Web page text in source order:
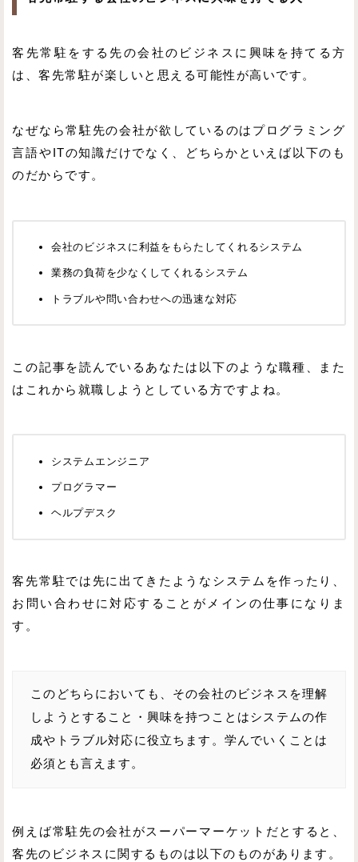
客先常駐をする先の会社のビジネスに興味を持てる方
は、客先常駐が楽しいと思える可能性が高いです。
なぜなら常駐先の会社が欲しているのはプログラミング
言語やITの知識だけでなく、どちらかといえば以下のも
のだからです。
会社のビジネスに利益をもらたしてくれるシステム
業務の負荷を少なくしてくれるシステム
トラブルや問い合わせへの迅速な対応
この記事を読んでいるあなたは以下のような職種、また
はこれから就職しようとしている方ですよね。
システムエンジニア
プログラマー
ヘルプデスク
客先常駐では先に出てきたようなシステムを作ったり、
お問い合わせに対応することがメインの仕事になりま
す。
このどちらにおいても、その会社のビジネスを理解
しようとすること・興味を持つことはシステムの作
成やトラブル対応に役立ちます。学んでいくことは
必須とも言えます。
例えば常駐先の会社がスーパーマーケットだとすると、
客先のビジネスに関するものは以下のものがあります。